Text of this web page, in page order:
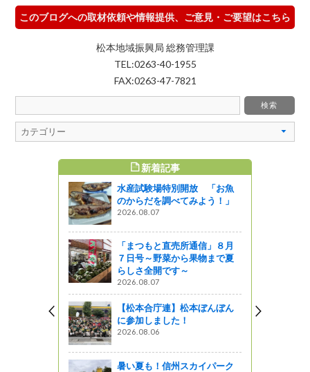
このブログへの取材依頼や情報提供、ご意見・ご要望はこちら
松本地域振興局 総務管理課
TEL:0263-40-1955
FAX:0263-47-7821
新着記事
水産試験場特別開放 「お魚
のからだを調べてみよう！」
2026.08.07
「まつもと直売所通信」８月
７日号～野菜から果物まで夏
らしさ全開です～
2026.08.07
【松本合庁連】松本ぼんぼん
に参加しました！
2026.08.06
暑い夏も！信州スカイパーク